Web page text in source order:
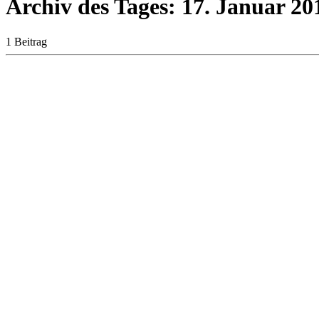
Archiv des Tages: 17. Januar
1 Beitrag